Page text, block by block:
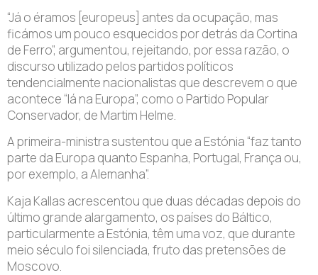
“Já o éramos [europeus] antes da ocupação, mas
ficámos um pouco esquecidos por detrás da Cortina
de Ferro”, argumentou, rejeitando, por essa razão, o
discurso utilizado pelos partidos políticos
tendencialmente nacionalistas que descrevem o que
acontece “lá na Europa”, como o Partido Popular
Conservador, de Martim Helme.
A primeira-ministra sustentou que a Estónia “faz tanto
parte da Europa quanto Espanha, Portugal, França ou,
por exemplo, a Alemanha”.
Kaja Kallas acrescentou que duas décadas depois do
último grande alargamento, os países do Báltico,
particularmente a Estónia, têm uma voz, que durante
meio século foi silenciada, fruto das pretensões de
Moscovo.